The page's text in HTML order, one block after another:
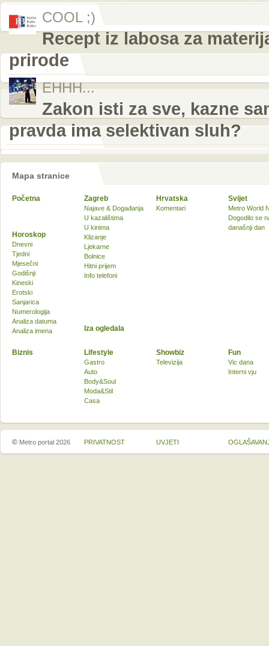
COOL ;)
Recept iz labosa za
prirode
EHHH...
Zakon isti za sve, kazne
pravda ima selektivan sluh?
Mapa stranice
Početna Zagreb
Najave & Događanja
U kazalištima
U kinima
Klizanje
Ljekarne
Bolnice
Hitni prijem
Info telefoni
Hrvatska
Komentari
Svijet
Metro World
Dogodilo se
današnji dan
Biznis Lifestyle
Gastro
Auto
Body&Soul
Moda&Stil
Casa
Showbiz
Televizija
Fun
Vic dana
Interni vju
Horoskop
Dnevni
Tjedni
Mjesečni
Godišnji
Kineski
Erotski
Sanjarica
Numerologija
Analiza datuma
Analiza imena
Iza ogledala
© Metro portal 2026 PRIVATNOST UVJETI